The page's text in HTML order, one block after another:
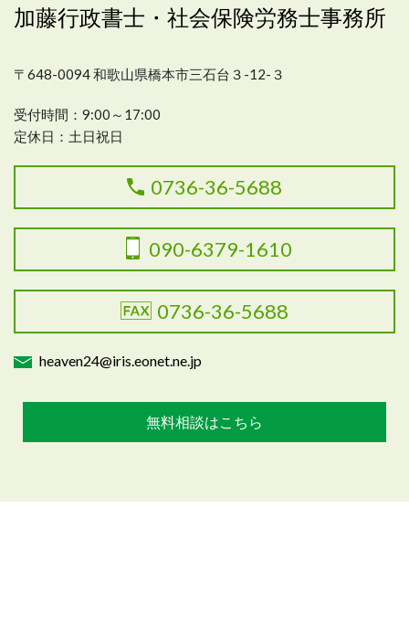
加藤行政書士・社会保険労務士事務所
〒648-0094 和歌山県橋本市三石台３-12-３
受付時間：9:00～17:00
定休日：土日祝日
0736-36-5688
090-6379-1610
0736-36-5688
heaven24@iris.eonet.ne.jp
無料相談はこちら